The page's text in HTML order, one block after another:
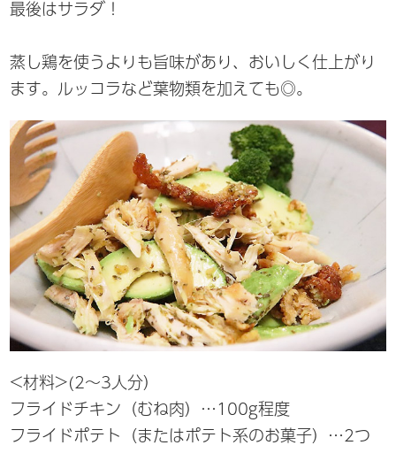
最後はサラダ！
蒸し鶏を使うよりも旨味があり、おいしく仕上がり
ます。ルッコラなど葉物類を加えても◎。
<材料>(2～3人分）
フライドチキン（むね肉）…100g程度
フライドポテト（またはポテト系のお菓子）…2つ